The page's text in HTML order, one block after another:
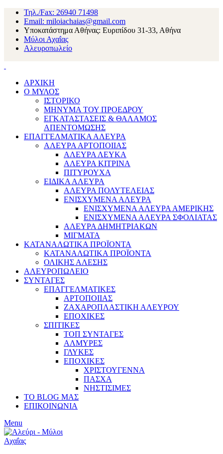
Τηλ./Fax: 26940 71498
Email: miloiachaias@gmail.com
Υποκατάστημα Αθήνας: Ευριπίδου 31-33, Αθήνα
Μύλοι Αχαΐας
Αλευροπωλείο
ΑΡΧΙΚΗ
Ο ΜΥΛΟΣ
ΙΣΤΟΡΙΚΟ
ΜΗΝΥΜΑ ΤΟΥ ΠΡΟΕΔΡΟΥ
ΕΓΚΑΤΑΣΤΑΣΕΙΣ & ΘΑΛΑΜΟΣ
ΑΠΕΝΤΟΜΩΣΗΣ
ΕΠΑΓΓΕΛΜΑΤΙΚΑ ΑΛΕΥΡΑ
ΑΛΕΥΡΑ ΑΡΤΟΠΟΙΙΑΣ
ΑΛΕΥΡΑ ΛΕΥΚΑ
ΑΛΕΥΡΑ ΚΙΤΡΙΝΑ
ΠΙΤΥΡΟΥΧΑ
ΕΙΔΙΚΑ ΑΛΕΥΡΑ
ΑΛΕΥΡΑ ΠΟΛΥΤΕΛΕΙΑΣ
ΕΝΙΣΧΥΜΕΝΑ ΑΛΕΥΡΑ
ΕΝΙΣΧΥΜΕΝΑ ΑΛΕΥΡΑ ΑΜΕΡΙΚΗΣ
ΕΝΙΣΧΥΜΕΝΑ ΑΛΕΥΡΑ ΣΦΟΛΙΑΤΑΣ
ΑΛΕΥΡΑ ΔΗΜΗΤΡΙΑΚΩΝ
ΜΙΓΜΑΤΑ
ΚΑΤΑΝΑΛΩΤΙΚΑ ΠΡΟΪΟΝΤΑ
ΚΑΤΑΝΑΛΩΤΙΚΑ ΠΡΟΪΟΝΤΑ
ΟΛΙΚΗΣ ΑΛΕΣΗΣ
ΑΛΕΥΡΟΠΩΛΕΙΟ
ΣΥΝΤΑΓΕΣ
ΕΠΑΓΓΕΛΜΑΤΙΚΕΣ
ΑΡΤΟΠΟΙΙΑΣ
ΖΑΧΑΡΟΠΛΑΣΤΙΚΗ ΑΛΕΥΡΟΥ
ΕΠΟΧΙΚΕΣ
ΣΠΙΤΙΚΕΣ
ΤΟΠ ΣΥΝΤΑΓΕΣ
ΑΛΜΥΡΕΣ
ΓΛΥΚΕΣ
ΕΠΟΧΙΚΕΣ
ΧΡΙΣΤΟΥΓΕΝΝΑ
ΠΑΣΧΑ
ΝΗΣΤΙΣΙΜΕΣ
ΤΟ BLOG ΜΑΣ
ΕΠΙΚΟΙΝΩΝΙΑ
Menu